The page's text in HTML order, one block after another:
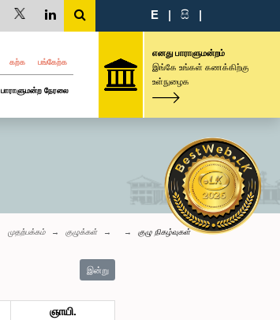
E | සි |
கற்க பங்கேற்க
பாராளுமன்ற நேரலை
எனது பாராளுமன்றம்
இங்கே உங்கள் கணக்கிற்கு
உள்நுழைக
முதற்பக்கம் குழுக்கள் குழு நிகழ்வுகள்
இன்று
ஞாயி.